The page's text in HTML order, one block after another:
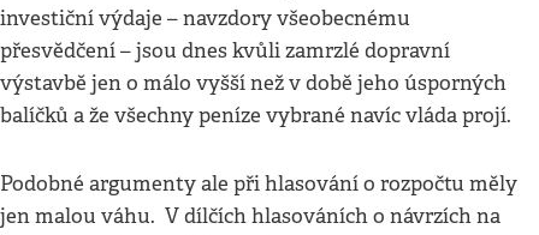
investiční výdaje – navzdory všeobecnému
přesvědčení – jsou dnes kvůli zamrzlé dopravní
výstavbě jen o málo vyšší než v době jeho úsporných
balíčků a že všechny peníze vybrané navíc vláda projí.
Podobné argumenty ale při hlasování o rozpočtu měly
jen malou váhu. V dílčích hlasováních o návrzích na